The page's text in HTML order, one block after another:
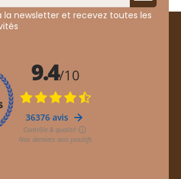
la newsletter et recevez toutes les